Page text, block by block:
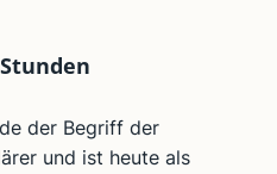
der Begriff der
und ist heute als